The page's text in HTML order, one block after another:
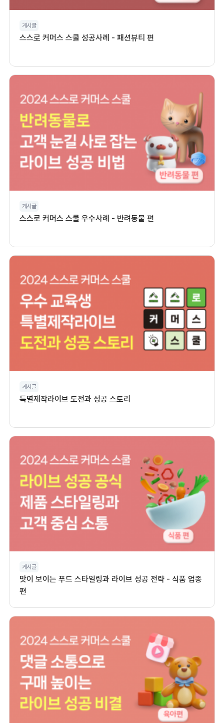
게시글
스스로 커머스 스쿨 성공사례 - 패션뷰티 편
게시글
스스로 커머스 스쿨 우수사례 - 반려동물 편
게시글
특별제작라이브 도전과 성공 스토리
게시글
맛이 보이는 푸드 스타일링과 라이브 성공 전략 - 식품 업종
편